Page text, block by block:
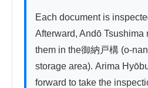
Each document is
Afterward, Andō Tsushima
them in the御納戸構 (o-
storage area). Arima
forward to take the